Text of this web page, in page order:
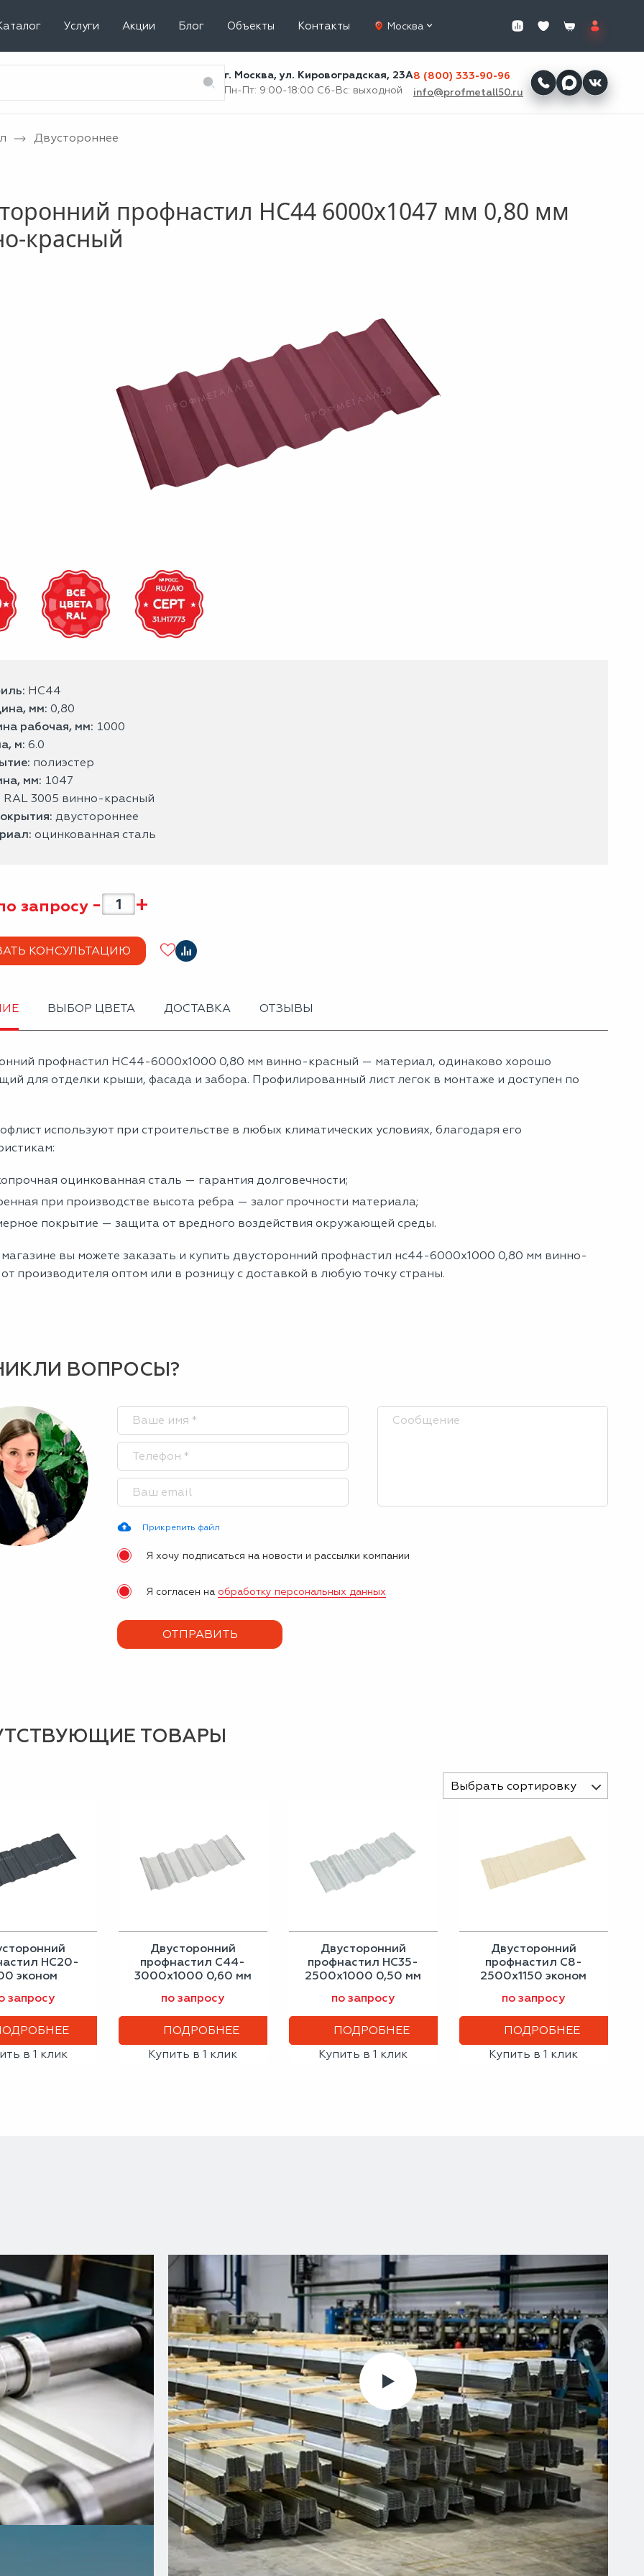
Услуги Акции Блог Объекты Контакты Москва
г. Москва, ул. Кировоградская, 23А
Пн-Пт: 9:00-18:00 Сб-Вс: выходной
8 (800) 333-90-96
info@profmetall50.ru
Двустороннее
профнастил НС44 6000x1047 мм 0,80 мм
красный
НС44
мм: 0,80
рабочая, мм: 1000
м: 6.0
полиэстер
мм: 1047
RAL 3005 винно-красный
двустороннее
оцинкованная сталь
запросу - +
КОНСУЛЬТАЦИЮ
ВЫБОР ЦВЕТА ДОСТАВКА ОТЗЫВЫ
профнастил НС44-6000х1000 0,80 мм винно-красный — материал, одинаково хорошо
для отделки крыши, фасада и забора. Профилированный лист легок в монтаже и доступен по
используют при строительстве в любых климатических условиях, благодаря его
оцинкованная сталь — гарантия долговечности;
при производстве высота ребра — залог прочности материала;
покрытие — защита от вредного воздействия окружающей среды.
вы можете заказать и купить двусторонний профнастил нс44-6000х1000 0,80 мм винно-
производителя оптом или в розницу с доставкой в любую точку страны.
ВОПРОСЫ?
Прикрепить файл
Я хочу подписаться на новости и рассылки компании
Я согласен на обработку персональных данных
ТОВАРЫ
Выбрать сортировку
НС20-
эконом
запросу
в 1 клик
Двусторонний
профнастил С44-
3000х1000 0,60 мм
по запросу
ПОДРОБНЕЕ
Купить в 1 клик
Двусторонний
профнастил НС35-
2500х1000 0,50 мм
по запросу
ПОДРОБНЕЕ
Купить в 1 клик
Двусторонний
профнастил С8-
2500х1150 эконом
кость
по запросу
ПОДРОБНЕЕ
Купить в 1 клик